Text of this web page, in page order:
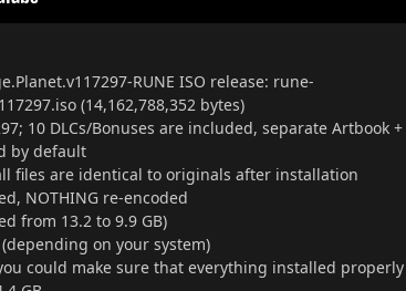
RUNE ISO release: rune-
(14,162,788,352 bytes)
10 DLCs/Bonuses are included, separate Artbook +
by default
files are identical to originals after installation
NOTHING re-encoded
from 13.2 to 9.9 GB)
on your system)
could make sure that everything installed properly